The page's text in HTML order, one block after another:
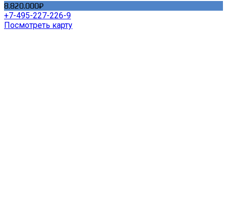
8.820.000₽
+7-495-227-226-9
Посмотреть карту